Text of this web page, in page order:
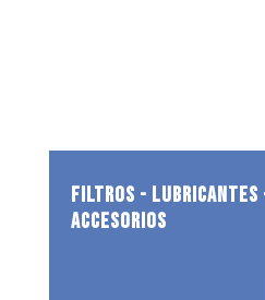
FILTROS -
ACCESORIOS